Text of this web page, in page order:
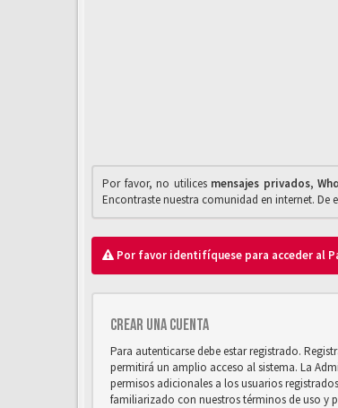
Por favor, no utilices mensajes privados,
Encontraste nuestra comunidad en internet.
Por favor identifíquese para acceder al
Crear una cuenta
Para autenticarse debe estar registrado.
permitirá un amplio acceso al sistema. La
permisos adicionales a los usuarios
familiarizado con nuestros términos de uso y